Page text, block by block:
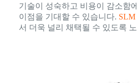
기술이 성숙하고 비용이 감소함
이점을 기대할 수 있습니다. SLM
서 더욱 널리 채택될 수 있도록